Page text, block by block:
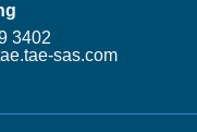
3402
sas.com​